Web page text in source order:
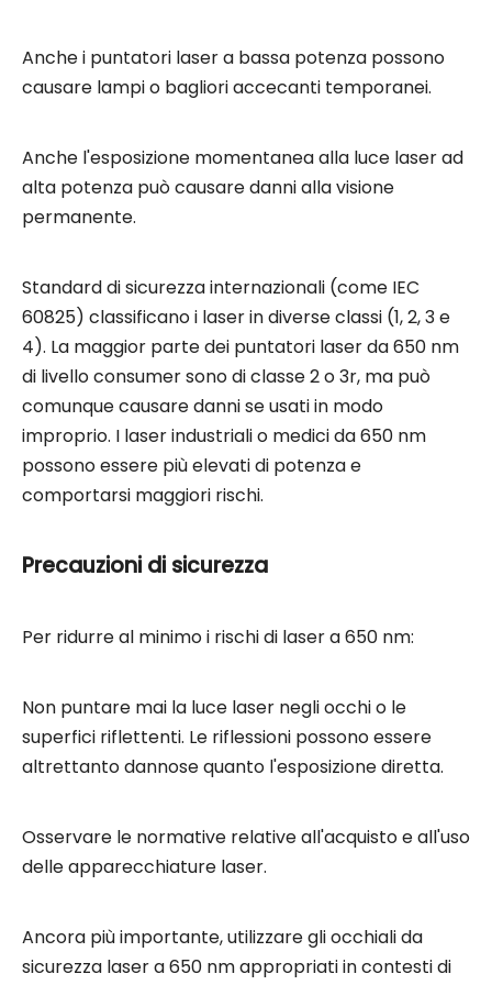
Anche i puntatori laser a bassa potenza possono
causare lampi o bagliori accecanti temporanei.
Anche l'esposizione momentanea alla luce laser ad
alta potenza può causare danni alla visione
permanente.
Standard di sicurezza internazionali (come IEC
60825) classificano i laser in diverse classi (1, 2, 3 e
4). La maggior parte dei puntatori laser da 650 nm
di livello consumer sono di classe 2 o 3r, ma può
comunque causare danni se usati in modo
improprio. I laser industriali o medici da 650 nm
possono essere più elevati di potenza e
comportarsi maggiori rischi.
Precauzioni di sicurezza
Per ridurre al minimo i rischi di laser a 650 nm:
Non puntare mai la luce laser negli occhi o le
superfici riflettenti. Le riflessioni possono essere
altrettanto dannose quanto l'esposizione diretta.
Osservare le normative relative all'acquisto e all'uso
delle apparecchiature laser.
Ancora più importante, utilizzare gli occhiali da
sicurezza laser a 650 nm appropriati in contesti di